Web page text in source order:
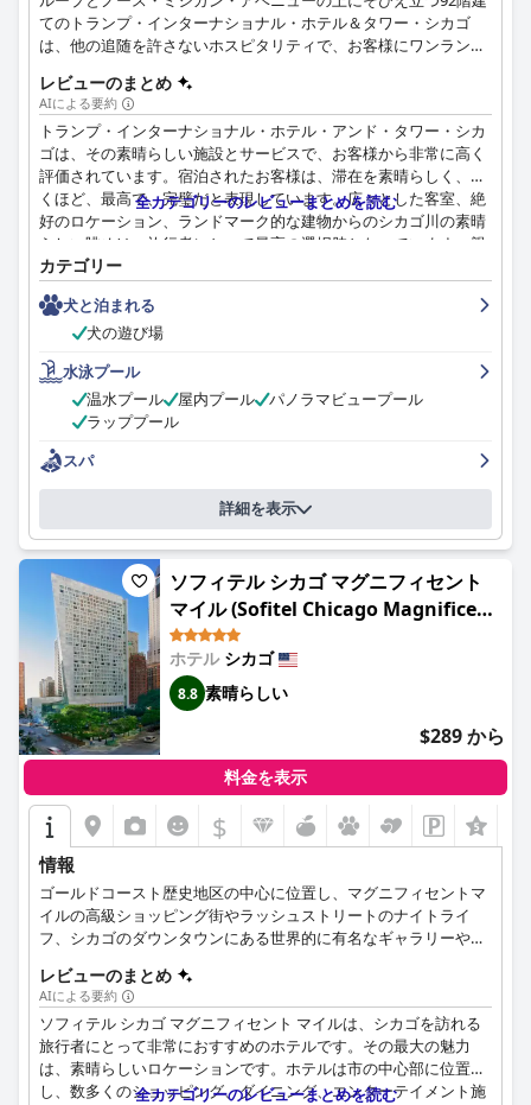
てのトランプ・インターナショナル・ホテル＆タワー・シカゴ
は、他の追随を許さないホスピタリティで、お客様にワンランク
ートは、カスタムデザインの家具、床から天井までの窓、設備の
整ったキッチンでお客様をお迎えします。
レビューのまとめ
AIによる要約
トランプ・インターナショナル・ホテル・アンド・タワー・シカ
ゴは、その素晴らしい施設とサービスで、お客様から非常に高く
評価されています。宿泊されたお客様は、滞在を素晴らしく、驚
くほど、最高で、完璧だと表現しています。広々とした客室、絶
好のロケーション、ランドマーク的な建物からのシカゴ川の素晴
らしい眺めは、旅行者にとって最高の選択肢となっています。親
切でフレンドリーなスタッフもお客様から賞賛されています。全
体として、このホテルは街で一番と高く評価されています。
全カテゴリーのレビューまとめを読む
カテゴリー
犬と泊まれる
犬の遊び場
水泳プール
温水プール
屋内プール
パノラマビュープール
ラッププール
スパ
詳細を表示
ソフィテル シカゴ マグニフィセント
マイル (Sofitel Chicago Magnificent
Mile)
ホテル シカゴ
8.8 素晴らしい
$289 から
料金を表示
$
情報
ゴールドコースト歴史地区の中心に位置し、マグニフィセントマ
イルの高級ショッピング街やラッシュストリートのナイトライ
フ、シカゴのダウンタウンにある世界的に有名なギャラリーや美
レビューのまとめ
AIによる要約
ソフィテル シカゴ マグニフィセント マイルは、シカゴを訪れる
旅行者にとって非常におすすめのホテルです。その最大の魅力
は、素晴らしいロケーションです。ホテルは市の中心部に位置
し、数多くのショッピング、ダイニング、エンターテイメント施
全カテゴリーのレビューまとめを読む